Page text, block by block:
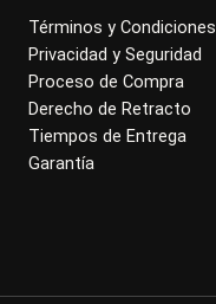
Términos y Condiciones
Privacidad y Seguridad
Proceso de Compra
Derecho de Retracto
Tiempos de Entrega
Garantía